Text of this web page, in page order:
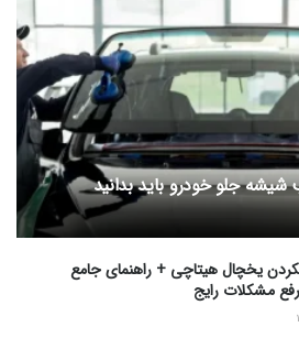
یخچال هیتاچی + راهنمای جامع
مشکلات رایج